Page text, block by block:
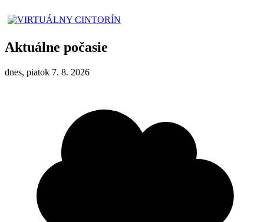
Aktuálne počasie
dnes, piatok 7. 8. 2026